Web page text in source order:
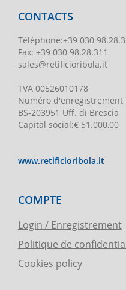
CONTACTS
Téléphone:+39 030
Fax: +39 030 98.28.311
sales@retificioribola.it
TVA 00526010178
Numéro d'enregistrement
BS-203951 Uff. di Brescia
Capital social:€ 51.000,00
www.retificioribola.it
COMPTE
Login / Enregistrement
Politique de
Cookies policy